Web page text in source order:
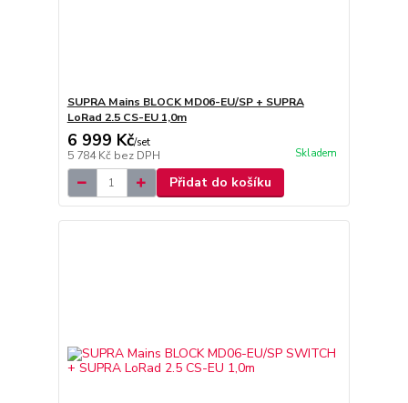
SUPRA Mains BLOCK MD06-EU/SP + SUPRA
LoRad 2.5 CS-EU 1,0m
6 999 Kč/set
5 784 Kč bez DPH Skladem
Přidat do košíku